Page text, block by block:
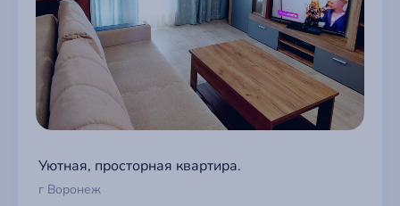
Уютная, просторная квартира.
г Воронеж